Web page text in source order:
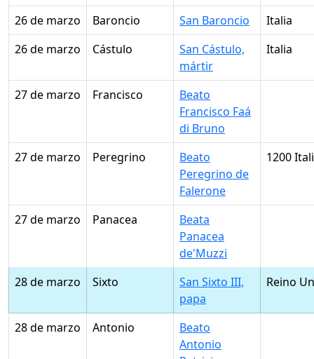
26 de marzo Baroncio San Baroncio
Italia
26 de marzo
Cástulo
San Cástulo,
mártir
Italia
27 de marzo Francisco
Beato
Francisco Faá
di Bruno
27 de marzo
Peregrino
Beato
Peregrino de
Falerone
1200
27 de marzo Panacea
Beata
Panacea
de'Muzzi
28 de marzo
Sixto
San Sixto III,
papa
Reino
28 de marzo Antonio
Beato
Antonio